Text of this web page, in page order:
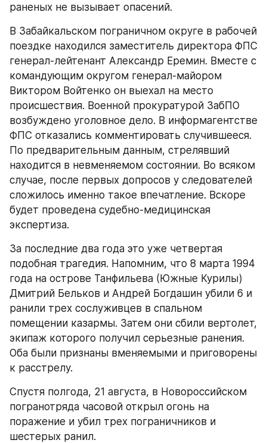
раненых не вызывает опасений.
В Забайкальском пограничном округе в рабочей
поездке находился заместитель директора ФПС
генерал-лейтенант Александр Еремин. Вместе с
командующим округом генерал-майором
Виктором Войтенко он выехал на место
происшествия. Военной прокуратурой ЗабПО
возбуждено уголовное дело. В информагентстве
ФПС отказались комментировать случившееся.
По предварительным данным, стрелявший
находится в невменяемом состоянии. Во всяком
случае, после первых допросов у следователей
сложилось именно такое впечатление. Вскоре
будет проведена судебно-медицинская
экспертиза.
За последние два года это уже четвертая
подобная трагедия. Напомним, что 8 марта 1994
года на острове Танфильева (Южные Курилы)
Дмитрий Бельков и Андрей Богдашин убили 6 и
ранили трех сослуживцев в спальном
помещении казармы. Затем они сбили вертолет,
экипаж которого получил серьезные ранения.
Оба были признаны вменяемыми и приговорены
к расстрелу.
Спустя полгода, 21 августа, в Новороссийском
погранотряда часовой открыл огонь на
поражение и убил трех пограничников и
шестерых ранил.